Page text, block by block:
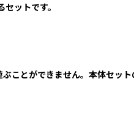
ットです。
ことができません。本体セット